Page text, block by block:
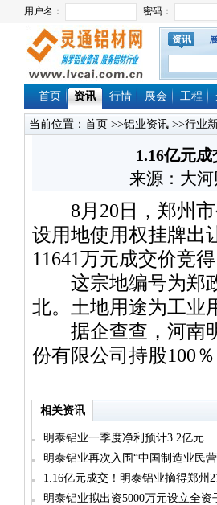
资讯
首页 资讯 行情 展会 工程
当前位置： 首页 >>铝业资讯 >>行业
1.16亿元
来源：大
8月20日，郑州市
设用地使用权挂牌出
11641万元成交价竞
这宗地编号为郑政
北。土地用途为工业
据企查查，河南明
份有限公司持股100％
相关资讯
明泰铝业一季度净利预计3.2亿元
明泰铝业再次入围“中国制造业民
1.16亿元成交！明泰铝业摘得郑州
明泰铝业拟出资5000万元设立全资